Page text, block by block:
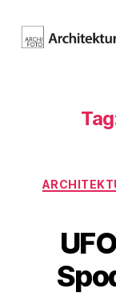
Kiełkowski.